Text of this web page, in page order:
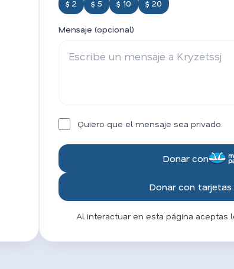
$ 2 $ 5 $ 10 $ 20
Mensaje (opcional)
Quiero que el mensaje sea privado.
Donar con
Donar con
Al interactuar en esta página aceptas